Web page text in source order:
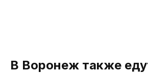
В Воронеж также